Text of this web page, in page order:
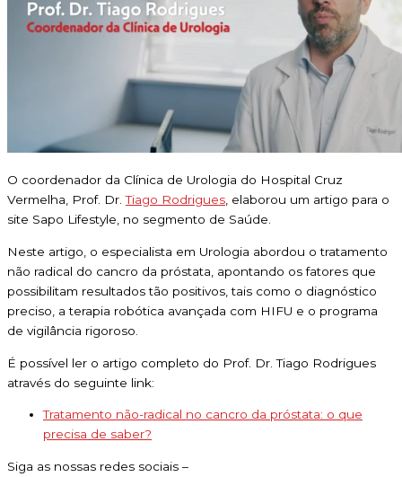
O coordenador da Clínica de Urologia do Hospital Cruz
Vermelha, Prof. Dr.Tiago Rodrigues, elaborou um artigo para o
site Sapo Lifestyle, no segmento de Saúde.
Neste artigo, o especialista em Urologia abordou o tratamento
não radical do cancro da próstata, apontando os fatores que
possibilitam resultados tão positivos, tais como o diagnóstico
preciso, a terapia robótica avançada com HIFU e o programa
de vigilância rigoroso.
É possível ler o artigo completo do Prof. Dr. Tiago Rodrigues
através do seguinte link:
Tratamento não-radical no cancro da próstata: o que
precisa de saber?
Siga as nossas redes sociais –